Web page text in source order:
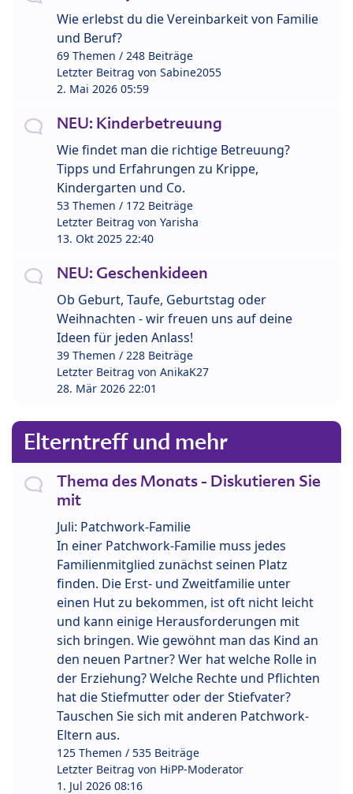
Wie erlebst du die Vereinbarkeit von Familie
und Beruf?
69 Themen / 248 Beiträge
Letzter Beitrag von Sabine2055
2. Mai 2026 05:59
NEU: Kinderbetreuung
Wie findet man die richtige Betreuung?
Tipps und Erfahrungen zu Krippe,
Kindergarten und Co.
53 Themen / 172 Beiträge
Letzter Beitrag von Yarisha
13. Okt 2025 22:40
NEU: Geschenkideen
Ob Geburt, Taufe, Geburtstag oder
Weihnachten - wir freuen uns auf deine
Ideen für jeden Anlass!
39 Themen / 228 Beiträge
Letzter Beitrag von AnikaK27
28. Mär 2026 22:01
Elterntreff und mehr
Thema des Monats - Diskutieren Sie
mit
Juli: Patchwork-Familie
In einer Patchwork-Familie muss jedes
Familienmitglied zunächst seinen Platz
finden. Die Erst- und Zweitfamilie unter
einen Hut zu bekommen, ist oft nicht leicht
und kann einige Herausforderungen mit
sich bringen. Wie gewöhnt man das Kind an
den neuen Partner? Wer hat welche Rolle in
der Erziehung? Welche Rechte und Pflichten
hat die Stiefmutter oder der Stiefvater?
Tauschen Sie sich mit anderen Patchwork-
Eltern aus.
125 Themen / 535 Beiträge
Letzter Beitrag von HiPP-Moderator
1. Jul 2026 08:16